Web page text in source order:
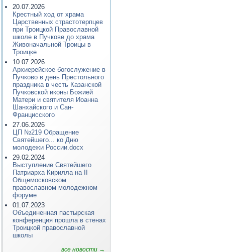
20.07.2026
Крестный ход от храма
Царственных страстотерпцев
при Троицкой Православной
школе в Пучкове до храма
Живоначальной Троицы в
Троицке
10.07.2026
Архиерейское богослужение в
Пучково в день Престольного
праздника в честь Казанской
Пучковской иконы Божией
Матери и святителя Иоанна
Шанхайского и Сан-
Францисского
27.06.2026
ЦП №219 Обращение
Святейшего... ко Дню
молодежи России.docx
29.02.2024
Выступление Святейшего
Патриарха Кирилла на II
Общемосковском
православном молодежном
форуме
01.07.2023
Объединенная пастырская
конференция прошла в стенах
Троицкой православной
школы
все новости →